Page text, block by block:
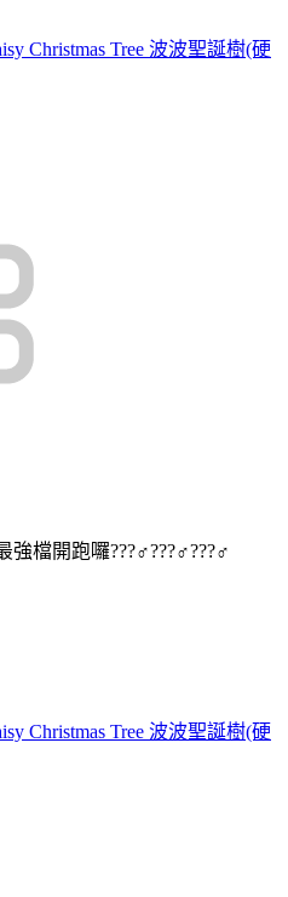
Christmas Tree 波波聖誕樹(硬
強檔開跑囉???♂???♂???♂
Christmas Tree 波波聖誕樹(硬